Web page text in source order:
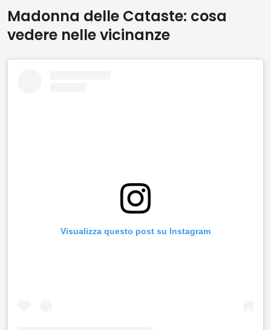
Madonna delle Cataste: cosa
vedere nelle vicinanze
Visualizza questo post su Instagram